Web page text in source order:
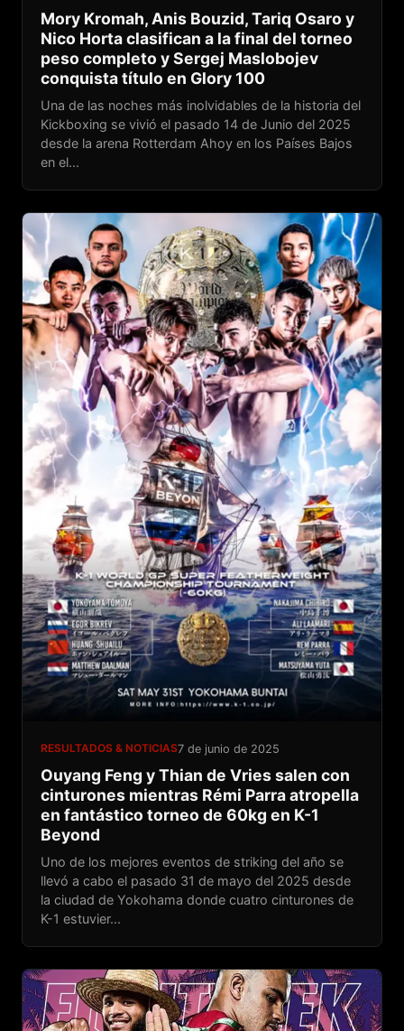
Mory Kromah, Anis Bouzid, Tariq Osaro y
Nico Horta clasifican a la final del torneo
peso completo y Sergej Maslobojev
conquista título en Glory 100
Una de las noches más inolvidables de la historia del
Kickboxing se vivió el pasado 14 de Junio del 2025
desde la arena Rotterdam Ahoy en los Países Bajos
en el...
RESULTADOS & NOTICIAS7 de junio de 2025
Ouyang Feng y Thian de Vries salen con
cinturones mientras Rémi Parra atropella
en fantástico torneo de 60kg en K-1
Beyond
Uno de los mejores eventos de striking del año se
llevó a cabo el pasado 31 de mayo del 2025 desde
la ciudad de Yokohama donde cuatro cinturones de
K-1 estuvier...